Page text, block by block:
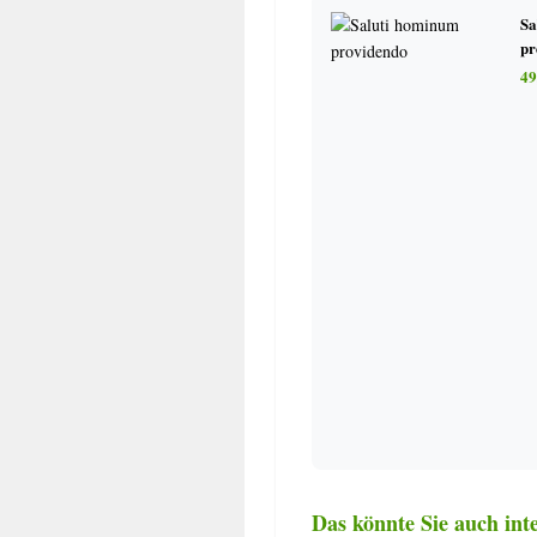
„In periculo mortis“:
aus kirchenrechtlicher Sicht
Die Beratungsgremien
Kirchliches Leben
Eppinghovener
III. DIE KIRCHLICHE EHE
Entsprechen
Hat c. 11 CIC/1983 im
Welches Recht ist bei
Das könnte Sie auch